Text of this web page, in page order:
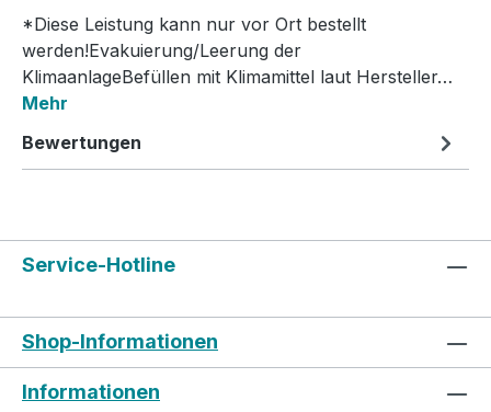
*Diese Leistung kann nur vor Ort bestellt
werden!Evakuierung/Leerung der
KlimaanlageBefüllen mit Klimamittel laut Hersteller…
Mehr
Bewertungen
Service-Hotline
Shop-Informationen
Informationen